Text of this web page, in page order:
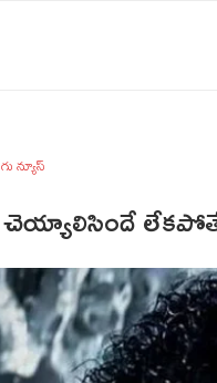
న్యూస్
చెయ్యాలిసిందే